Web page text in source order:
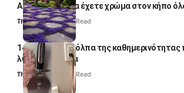
Αύγουστο για να έχετε χρώμα στον κήπο
Thali Ombre7 Min Read
14 πανέξυπνα κόλπα της καθημερινότητας
λύσουν τα χέρια
Thali Ombre 6 Min Read